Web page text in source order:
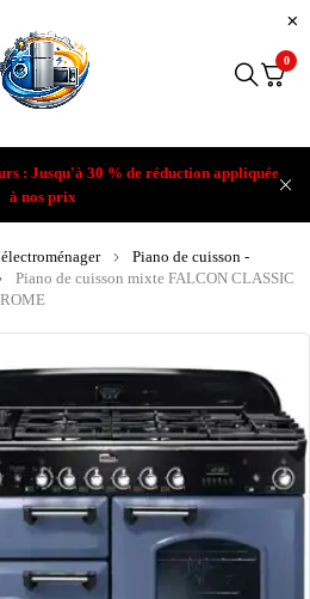
: Jusqu'à 30 % de réduction appliquée
à nos prix
0
Piano de cuisson -
Piano de cuisson mixte FALCON CLASSIC